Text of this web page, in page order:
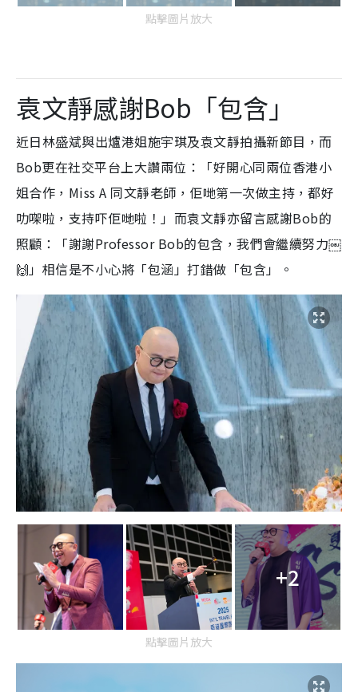
點擊圖片放大
袁文靜感謝Bob「包含」
近日林盛斌與出爐港姐施宇琪及袁文靜拍攝新節目，而
Bob更在社交平台上大讚兩位：「好開心同兩位香港小
姐合作，Miss A 同文靜老師，佢哋第一次做主持，都好
叻㗎啦，支持吓佢哋啦！」而袁文靜亦留言感謝Bob的
照顧：「謝謝Professor Bob的包含，我們會繼續努力￼
🙌」相信是不小心將「包涵」打錯做「包含」。
+2
點擊圖片放大